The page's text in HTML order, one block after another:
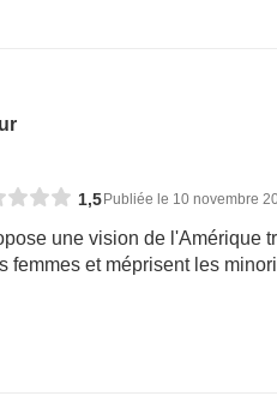
1,5Publiée le 10 novembre
une vision de l'Amérique
femmes et méprisent les